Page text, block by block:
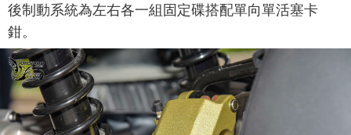
後制動系統為左右各一組固定碟搭配單向單活塞卡
鉗。